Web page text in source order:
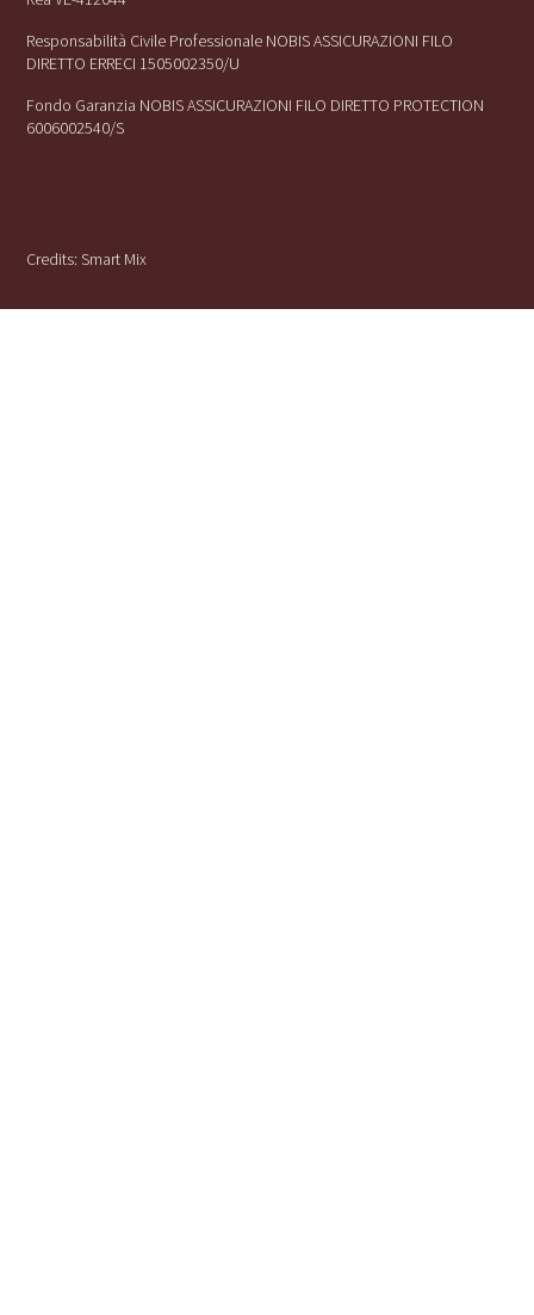
Responsabilità Civile Professionale NOBIS ASSICURAZIONI FILO
DIRETTO ERRECI 1505002350/U
Fondo Garanzia NOBIS ASSICURAZIONI FILO DIRETTO PROTECTION
6006002540/S
Credits:Smart Mix